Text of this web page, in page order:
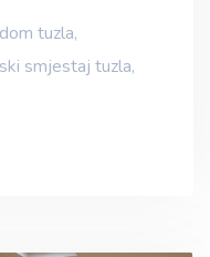
tuzla,
smjestaj tuzla,